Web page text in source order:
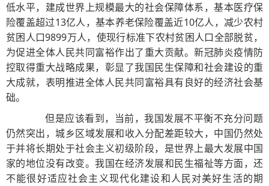
低水平，建成世界上规模最大的社会保障体系，基本医疗保
险覆盖超过13亿人，基本养老保险覆盖近10亿人，减少农村
贫困人口9899万人，使现行标准下农村贫困人口全部脱贫，
为促进全体人民共同富裕作出了重大贡献。新冠肺炎疫情防
控取得重大战略成果，彰显了我国民生保障和社会建设的重
大成就，表明推进全体人民共同富裕具有良好的经济社会基
础。
但是应该看到，当前，我国发展不平衡不充分问题
仍然突出，城乡区域发展和收入分配差距较大，中国仍然处
于并将长期处于社会主义初级阶段，是世界上最大发展中国
家的地位没有改变。我国在经济发展和民生福祉等方面，还
不能很好适应社会主义现代化建设和人民对美好生活的期